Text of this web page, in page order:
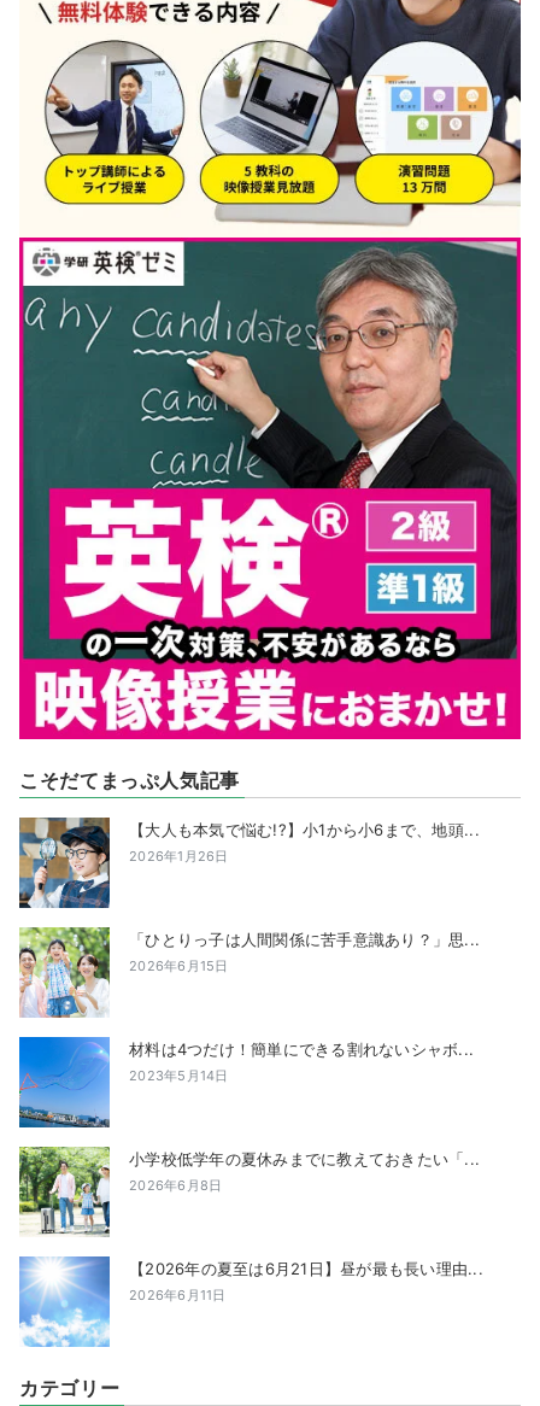
こそだてまっぷ人気記事
【大人も本気で悩む!?】小1から小6まで、地頭...
2026年1月26日
「ひとりっ子は人間関係に苦手意識あり？」思...
2026年6月15日
材料は4つだけ！簡単にできる割れないシャボ...
2023年5月14日
小学校低学年の夏休みまでに教えておきたい「...
2026年6月8日
【2026年の夏至は6月21日】昼が最も長い理由...
2026年6月11日
カテゴリー